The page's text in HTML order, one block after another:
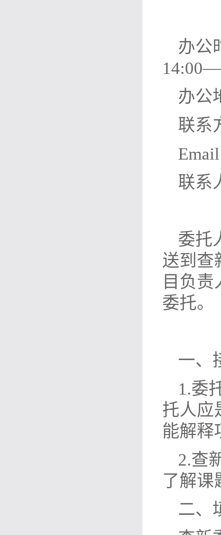
办公
办公
联系
联系
委托
送到查
目负
委托。
一、
1.委
托人应
能解释
2.查
了解课
二、